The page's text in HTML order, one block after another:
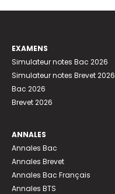
EXAMENS
Simulateur notes Bac 2026
Simulateur notes Brevet 2026
Bac 2026
Brevet 2026
ANNALES
Annales Bac
Annales Brevet
Annales Bac Français
Annales BTS